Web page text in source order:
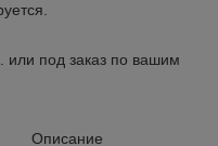
или под заказ по вашим